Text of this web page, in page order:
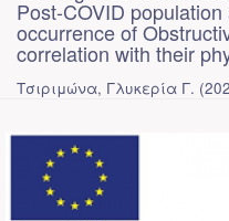
Post-COVID
occurrence of
correlation with their
Τσιριμώνα, Γλυκερία Γ. (